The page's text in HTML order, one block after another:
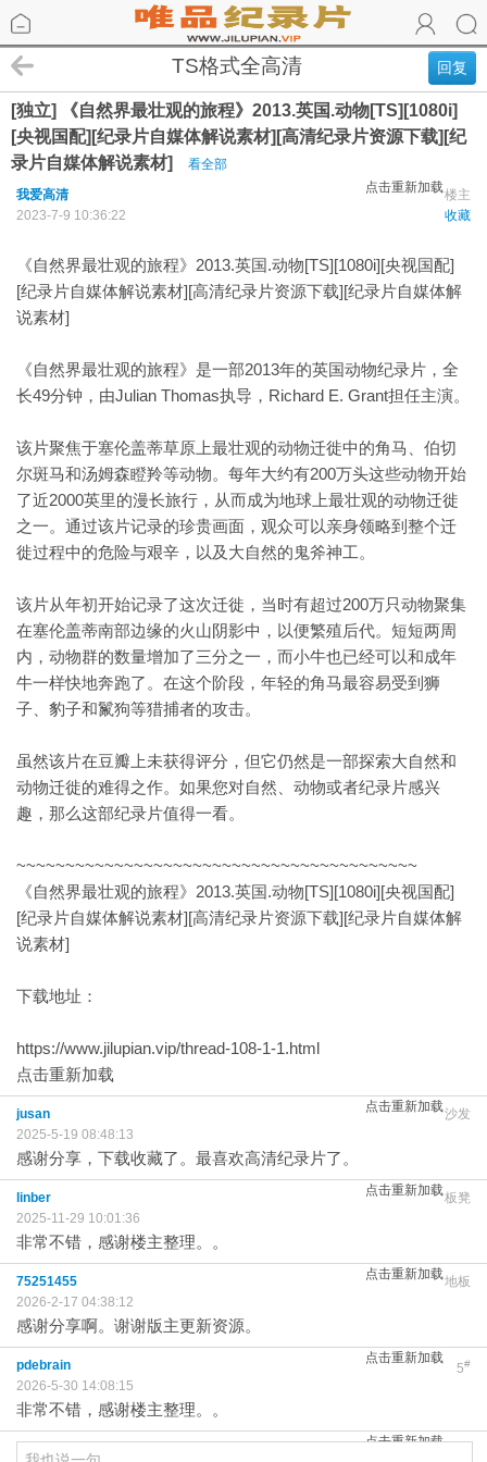
回复
TS格式全高清
[独立] 《自然界最壮观的旅程》2013.英国.动物[TS][1080i]
[央视国配][纪录片自媒体解说素材][高清纪录片资源下载][纪
录片自媒体解说素材]
看全部
点击重新加载楼主
我爱高清
收藏
2023-7-9 10:36:22
《自然界最壮观的旅程》2013.英国.动物[TS][1080i][央视国配]
[纪录片自媒体解说素材][高清纪录片资源下载][纪录片自媒体解
说素材]
《自然界最壮观的旅程》是一部2013年的英国动物纪录片，全
长49分钟，由Julian Thomas执导，Richard E. Grant担任主演。
该片聚焦于塞伦盖蒂草原上最壮观的动物迁徙中的角马、伯切
尔斑马和汤姆森瞪羚等动物。每年大约有200万头这些动物开始
了近2000英里的漫长旅行，从而成为地球上最壮观的动物迁徙
之一。通过该片记录的珍贵画面，观众可以亲身领略到整个迁
徙过程中的危险与艰辛，以及大自然的鬼斧神工。
该片从年初开始记录了这次迁徙，当时有超过200万只动物聚集
在塞伦盖蒂南部边缘的火山阴影中，以便繁殖后代。短短两周
内，动物群的数量增加了三分之一，而小牛也已经可以和成年
牛一样快地奔跑了。在这个阶段，年轻的角马最容易受到狮
子、豹子和鬣狗等猎捕者的攻击。
虽然该片在豆瓣上未获得评分，但它仍然是一部探索大自然和
动物迁徙的难得之作。如果您对自然、动物或者纪录片感兴
趣，那么这部纪录片值得一看。
~~~~~~~~~~~~~~~~~~~~~~~~~~~~~~~~~~~~~~~~~
《自然界最壮观的旅程》2013.英国.动物[TS][1080i][央视国配]
[纪录片自媒体解说素材][高清纪录片资源下载][纪录片自媒体解
说素材]
下载地址：
https://www.jilupian.vip/thread-108-1-1.html
点击重新加载
点击重新加载沙发
jusan
2025-5-19 08:48:13
感谢分享，下载收藏了。最喜欢高清纪录片了。
点击重新加载板凳
linber
2025-11-29 10:01:36
非常不错，感谢楼主整理。。
点击重新加载地板
75251455
2026-2-17 04:38:12
感谢分享啊。谢谢版主更新资源。
点击重新加载
5#
pdebrain
2026-5-30 14:08:15
非常不错，感谢楼主整理。。
点击重新加载